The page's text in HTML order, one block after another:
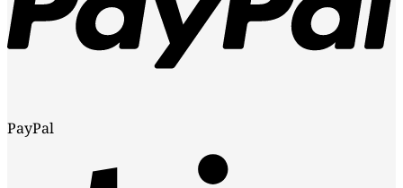
PayPal